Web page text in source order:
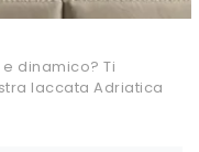
dinamico? Ti
laccata Adriatica